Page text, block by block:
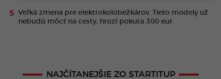
Veľká zmena pre elektrokolobežkárov. Tieto modely už
nebudú môcť na cesty, hrozí pokuta 300 eur
NAJČÍTANEJŠIE ZO STARTITUP